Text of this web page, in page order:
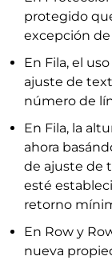
protegido
excepción
En Fila, el
ajuste de
número de
En Fila, la
ahora
de ajuste de
esté
retorno
En Row y
nueva